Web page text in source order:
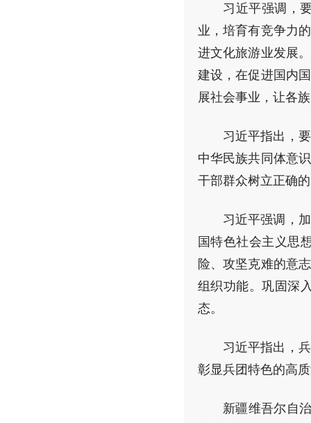
习近平强调，
业，培育有竞争力
进文化旅游业发展
建设，在促进国内
展社会事业，让各
习近平指出，
中华民族共同体意
干部群众树立正确
习近平强调，
国特色社会主义思
险、攻坚克难的意
组织功能。巩固深
态。
习近平指出，
彰显兵团特色的高
新疆维吾尔自